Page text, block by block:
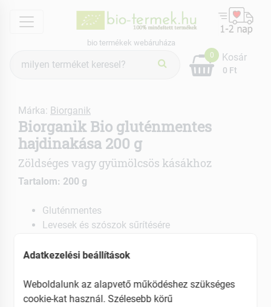
menu
bio termékek webáruháza
keresés
0
0 Ft
Kosár
Márka: Biorganik
Biorganik Bio gluténmentes
hajdinakása 200 g
Zöldséges vagy gyümölcsös kásákhoz
Tartalom: 200 g
Gluténmentes
Levesek és szószok sűrítésére
Adatkezelési beállítások
Weboldalunk az alapvető működéshez szükséges
cookie-kat használ. Szélesebb körű